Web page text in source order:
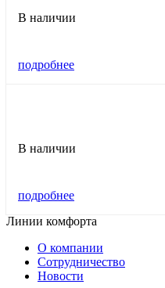
В наличии
подробнее
В наличии
подробнее
Линии комфорта
О компании
Сотрудничество
Новости